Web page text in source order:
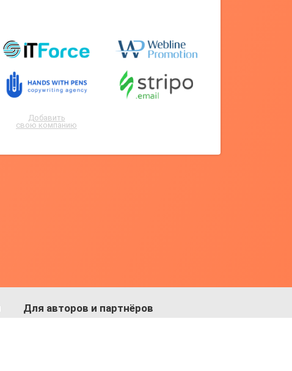
Добавить
свою компанию
Для авторов и партнёров